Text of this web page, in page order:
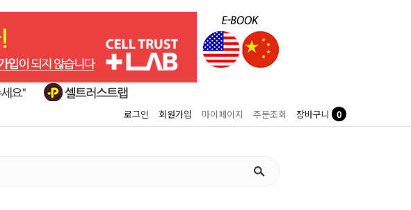
로그인 회원가입 마이페이지 주문조회 장바구니 0